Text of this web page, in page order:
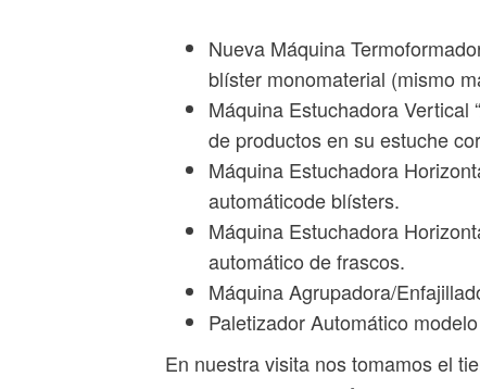
Nueva Máquina
blíster monomaterial (mismo
Máquina Estuchadora Vertical
de productos en su estuche
Máquina Estuchadora
automáticode blísters.
Máquina Estuchadora
automático de frascos.
Máquina Agrupadora/
Paletizador Automático modelo
En nuestra visita nos tomamos el